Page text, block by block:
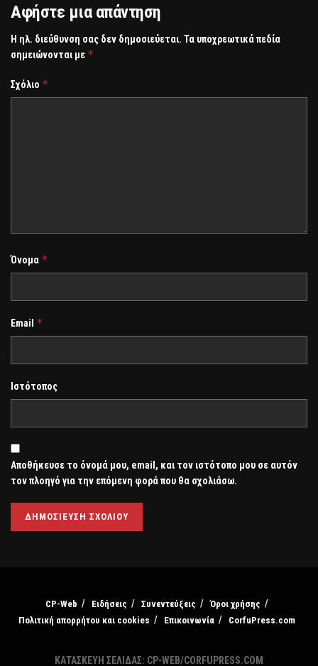
Αφήστε μια απάντηση
Η ηλ. διεύθυνση σας δεν δημοσιεύεται. Τα υποχρεωτικά πεδία
σημειώνονται με *
Σχόλιο *
Όνομα *
Email *
Ιστότοπος
Αποθήκευσε το όνομά μου, email, και τον ιστότοπο μου σε αυτόν
τον πλοηγό για την επόμενη φορά που θα σχολιάσω.
CP-Web Ειδήσεις Συνεντεύξεις
Όροι χρήσης
Πολιτική απορρήτου και cookies
Επικοινωνία CorfuPress.com
ΚΑΤΑΣΚΕΥΗ ΣΕΛΙΔΑΣ: CP-WEB/CORFUPRESS.COM